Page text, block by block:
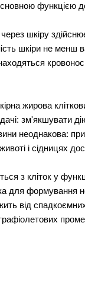
функцією
шкіру
шкіри не менш
жирова
зм'якшувати
неоднакова:
і сідницях
з кліток у
для формування
від